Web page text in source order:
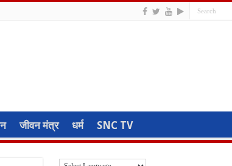
जीवन मंत्र धर्म SNC TV